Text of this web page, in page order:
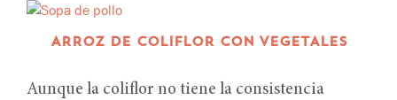
ARROZ DE COLIFLOR CON VEGETALES
Aunque la coliflor no tiene la consistencia